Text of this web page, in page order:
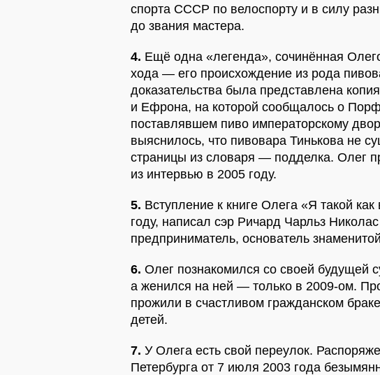
спорта СССР по велоспорту и в силу
до звания мастера.
4. Ещё одна «легенда», сочинённая
хода — его происхождение из рода
доказательства была представлена
и Ефрона, на которой сообщалось о
поставлявшем пиво императорскому
выяснилось, что пивовара Тинькова не
страницы из словаря — подделка. Олег
из интервью в 2005 году.
5. Вступление к книге Олега «Я такой
году, написал сэр Ричард Чарльз
предприниматель, основатель
6. Олег познакомился со своей будущей
а женился на ней — только в 2009-ом.
прожили в счастливом гражданском
детей.
7. У Олега есть свой переулок.
Петербурга от 7 июля 2003 года